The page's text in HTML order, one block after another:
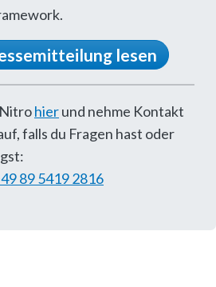
lesen
hierund nehme Kontakt
falls du Fragen hast oder
89 5419 2816